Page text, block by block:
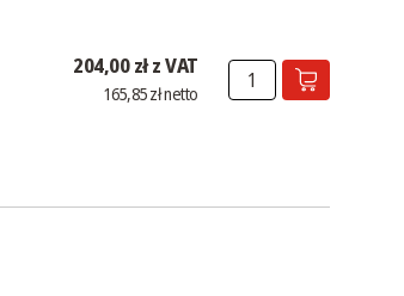
204,00 zł z VAT
165,85 zł netto